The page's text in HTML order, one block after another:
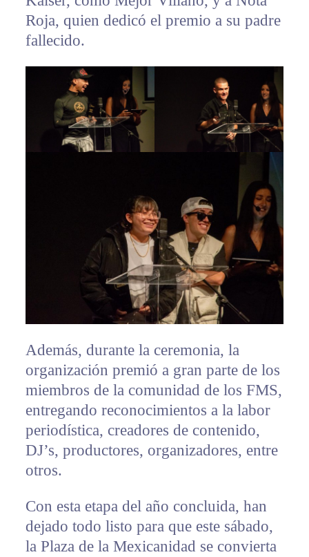
Roja, quien dedicó el premio a su padre
fallecido.
Además, durante la ceremonia, la
organización premió a gran parte de los
miembros de la comunidad de los FMS,
entregando reconocimientos a la labor
periodística, creadores de contenido,
DJ’s, productores, organizadores, entre
otros.
Con esta etapa del año concluida, han
dejado todo listo para que este sábado,
la Plaza de la Mexicanidad se convierta